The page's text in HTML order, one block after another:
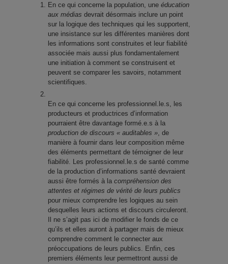
En ce qui concerne la population, une éducation
aux médias devrait désormais inclure un point
sur la logique des techniques qui les supportent,
une insistance sur les différentes manières dont
les informations sont construites et leur fiabilité
associée mais aussi plus fondamentalement
une initiation à comment se construisent et
peuvent se comparer les savoirs, notamment
scientifiques.
En ce qui concerne les professionnel.le.s, les
producteurs et productrices d’information
pourraient être davantage formé.e.s à la
production de discours « auditables » , de
manière à fournir dans leur composition même
des éléments permettant de témoigner de leur
fiabilité. Les professionnel.le.s de santé comme
de la production d’informations santé devraient
aussi être formés à la compréhension des
attentes et régimes de vérité de leurs publics
pour mieux comprendre les logiques au sein
desquelles leurs actions et discours circuleront.
Il ne s’agit pas ici de modifier le fonds de ce
qu’ils et elles auront à partager mais de mieux
comprendre comment le connecter aux
préoccupations de leurs publics. Enfin, ces
premiers éléments leur permettront aussi de